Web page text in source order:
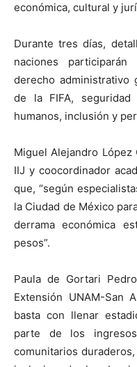
económica, cultural y
Durante tres días,
naciones
derecho administrativo
de la FIFA, seguridad
humanos, inclusión y
Miguel Alejandro
IIJ y coocordinador
que, “según
la Ciudad de México
derrama económica
pesos”.
Paula de Gortari
Extensión UNAM-San
basta con llenar
parte de los
comunitarios